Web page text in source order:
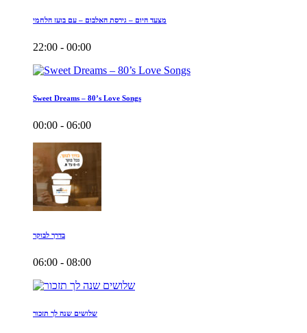
מצעד היום – גירסת האלבום – עם בועז הלחמי
22:00 - 00:00
Sweet Dreams – 80’s Love Songs
00:00 - 06:00
בדרך לבוקר
06:00 - 08:00
שלושים שנה לך תזכור